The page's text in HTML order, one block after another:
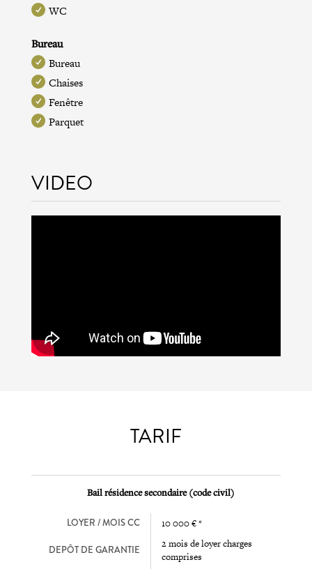
WC
Bureau
Bureau
Chaises
Fenêtre
Parquet
VIDEO
TARIF
Bail résidence secondaire (code civil)
LOYER / MOIS CC 10 000 € *
DEPÔT DE GARANTIE
2 mois de loyer charges
comprises